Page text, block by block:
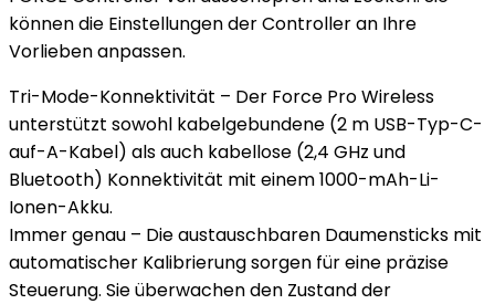
können die Einstellungen der Controller an Ihre
Vorlieben anpassen.
Tri-Mode-Konnektivität – Der Force Pro Wireless
unterstützt sowohl kabelgebundene (2 m USB-Typ-C-
auf-A-Kabel) als auch kabellose (2,4 GHz und
Bluetooth) Konnektivität mit einem 1000-mAh-Li-
Ionen-Akku.
Immer genau – Die austauschbaren Daumensticks mit
automatischer Kalibrierung sorgen für eine präzise
Steuerung. Sie überwachen den Zustand der